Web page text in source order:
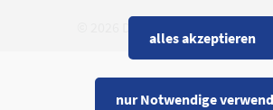
alles akzeptieren
nur Notwendige